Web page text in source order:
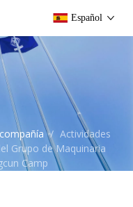
Español
/ Actividades
Grupo de Maquinaria
Camp